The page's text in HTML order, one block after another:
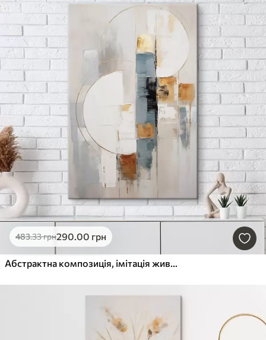
483.33грн290.00 грн
Абстрактна композиція, імітація живопису